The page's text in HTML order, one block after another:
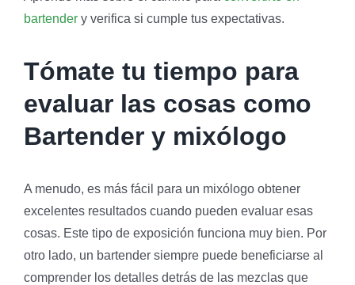
bartendery verifica si cumple tus expectativas.
Tómate tu tiempo para
evaluar las cosas como
Bartender y mixólogo
A menudo, es más fácil para un mixólogo obtener
excelentes resultados cuando pueden evaluar esas
cosas. Este tipo de exposición funciona muy bien. Por
otro lado, un bartender siempre puede beneficiarse al
comprender los detalles detrás de las mezclas que